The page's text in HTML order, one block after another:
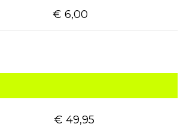
€ 6,00
€ 49,95